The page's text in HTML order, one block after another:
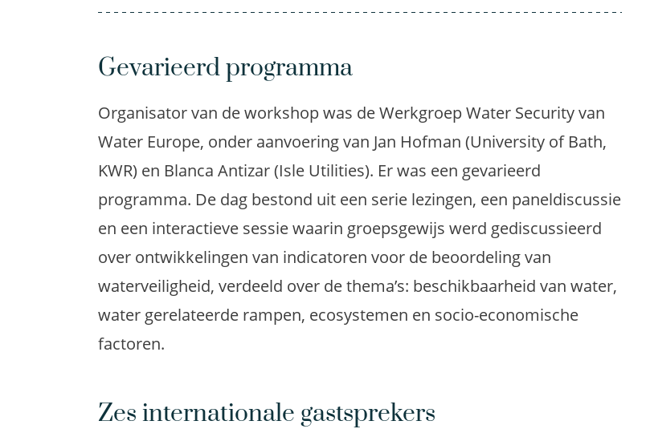
Gevarieerd programma
Organisator van de workshop was de Werkgroep Water Security van
Water Europe, onder aanvoering van Jan Hofman (University of Bath,
KWR) en Blanca Antizar (Isle Utilities). Er was een gevarieerd
programma. De dag bestond uit een serie lezingen, een paneldiscussie
en een interactieve sessie waarin groepsgewijs werd gediscussieerd
over ontwikkelingen van indicatoren voor de beoordeling van
waterveiligheid, verdeeld over de thema’s: beschikbaarheid van water,
water gerelateerde rampen, ecosystemen en socio-economische
factoren.
Zes internationale gastsprekers